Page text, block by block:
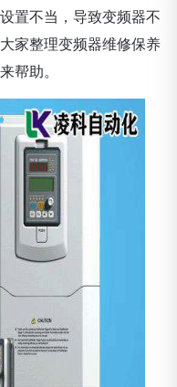
置不当，导致变频器不
家整理变频器维修保养
帮助。